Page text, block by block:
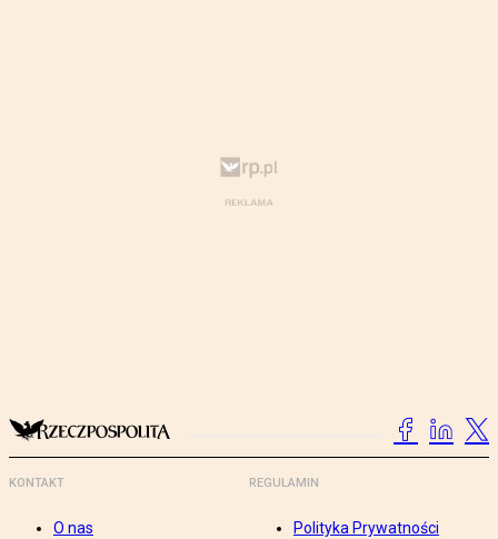
KONTAKT
O nas
REGULAMIN
Polityka Prywatności